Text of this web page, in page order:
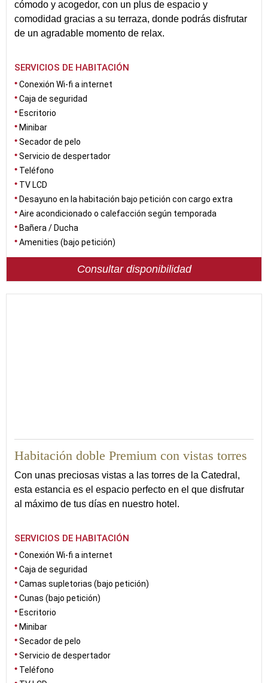
cómodo y acogedor, con un plus de espacio y
comodidad gracias a su terraza, donde podrás disfrutar
de un agradable momento de relax.
SERVICIOS DE HABITACIÓN
Conexión Wi-fi a internet
Caja de seguridad
Escritorio
Minibar
Secador de pelo
Servicio de despertador
Teléfono
TV LCD
Desayuno en la habitación bajo petición con cargo extra
Aire acondicionado o calefacción según temporada
Bañera / Ducha
Amenities (bajo petición)
Consultar disponibilidad
Habitación doble Premium con vistas torres
Con unas preciosas vistas a las torres de la Catedral,
esta estancia es el espacio perfecto en el que disfrutar
al máximo de tus días en nuestro hotel.
SERVICIOS DE HABITACIÓN
Conexión Wi-fi a internet
Caja de seguridad
Camas supletorias (bajo petición)
Cunas (bajo petición)
Escritorio
Minibar
Secador de pelo
Servicio de despertador
Teléfono